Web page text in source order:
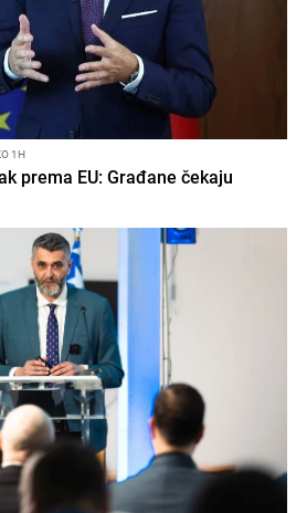
1H
prema EU: Građane čekaju